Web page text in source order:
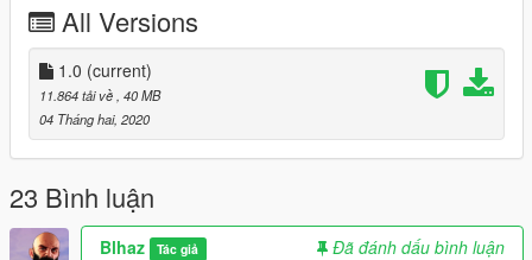
All Versions
1.0 (current)
11.864 tải về , 40 MB
04 Tháng hai, 2020
23 Bình luận
Blhaz Tác giả
Đã đánh dấu bình luận